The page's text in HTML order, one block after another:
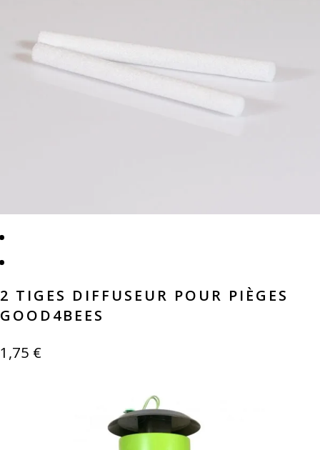
2 TIGES DIFFUSEUR POUR PIÈGES
GOOD4BEES
1,75 €